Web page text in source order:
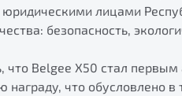
лицами
безопасность,
что Belgee X50 стал
награду, что обусловлено